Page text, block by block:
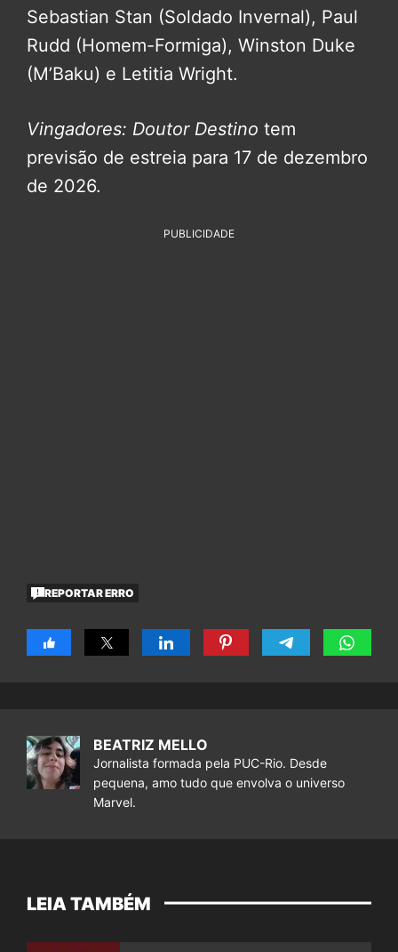
Sebastian Stan (Soldado Invernal), Paul
Rudd (Homem-Formiga), Winston Duke
(M’Baku) e Letitia Wright.
Vingadores: Doutor Destino tem
previsão de estreia para 17 de dezembro
de 2026.
PUBLICIDADE
REPORTAR ERRO
BEATRIZ MELLO
Jornalista formada pela PUC-Rio. Desde
pequena, amo tudo que envolva o universo
Marvel.
LEIA TAMBÉM